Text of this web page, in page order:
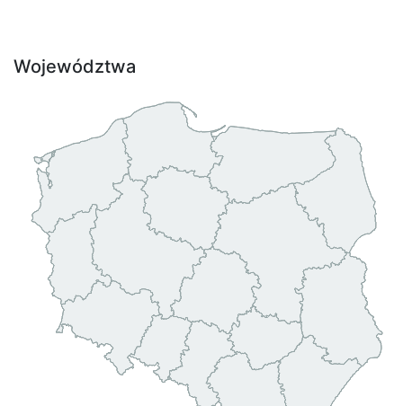
Województwa